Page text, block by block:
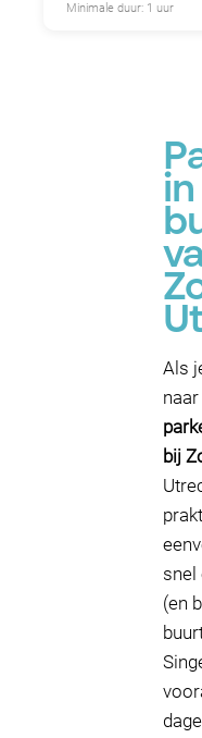
Minimale duur: 1 uur
Als
naar
bij
snel
(en